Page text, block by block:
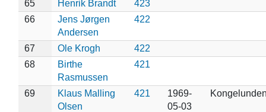
65 Henrik Brandt
423
66
Jens Jørgen
Andersen
422
67 Ole Krogh
422
68
Birthe
Rasmussen
421
69
Klaus Malling
Olsen
421
1969-
05-03